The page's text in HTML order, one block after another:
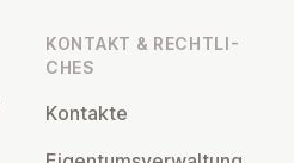
KONTAKT & RECHT­LI­
CHES
Kontakte